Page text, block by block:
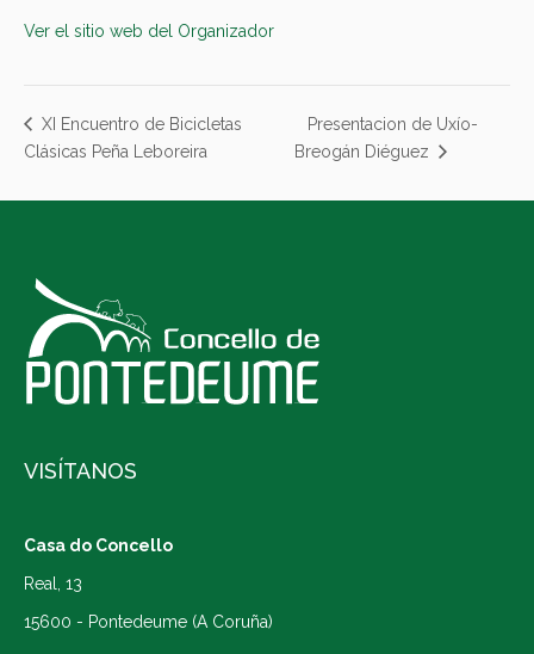
Ver el sitio web del Organizador
XI Encuentro de Bicicletas
Clásicas Peña Leboreira
Presentacion de Uxío-
Breogán Diéguez
VISÍTANOS
Casa do Concello
Real, 13
15600 - Pontedeume (A Coruña)